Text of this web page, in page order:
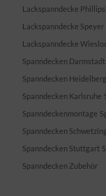
Lackspanndecke
Lackspanndecke Speyer
Lackspanndecke
Spanndecken Darmstadt
Spanndecken Heidelberg
Spanndecken Karlsruhe
Spanndeckenmontage
Spanndecken
Spanndecken Stuttgart
Spanndecken Zubehör